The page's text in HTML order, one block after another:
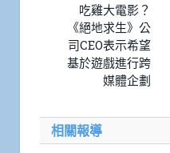
吃雞大電影？
《絕地求生》公
司CEO表示希望
基於遊戲進行跨
媒體企劃
相關報導